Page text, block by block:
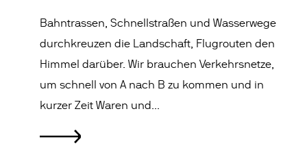
Bahntrassen, Schnellstraßen und Wasserwege
durchkreuzen die Landschaft, Flugrouten den
Himmel darüber. Wir brauchen Verkehrsnetze,
um schnell von A nach B zu kommen und in
kurzer Zeit Waren und...